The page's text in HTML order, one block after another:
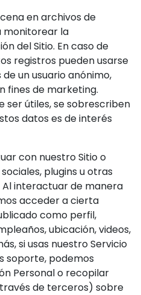
en archivos de
monitorear la
del Sitio. En caso de
registros pueden usarse
un usuario anónimo,
fines de marketing.
ser útiles, se sobrescriben
datos es de interés
con nuestro Sitio o
plugins u otras
interactuar de manera
acceder a cierta
como perfil,
ubicación, videos,
si usas nuestro Servicio
soporte, podemos
Personal o recopilar
de terceros) sobre